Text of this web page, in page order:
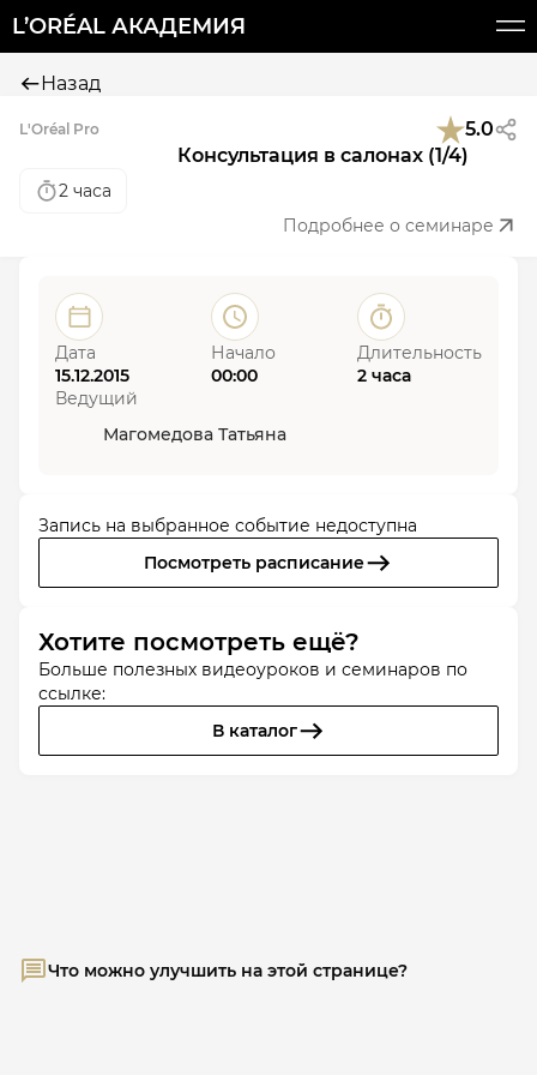
L’ORÉAL АКАДЕМИЯ
Назад
L'Oréal Pro
5.0
Консультация в салонах (1/4)
2 часа
Подробнее о семинаре
Дата
15.12.2015
Начало
00:00
Длительность
2 часа
Ведущий
Магомедова Татьяна
Запись на выбранное событие недоступна
Посмотреть расписание
Хотите посмотреть ещё?
Больше полезных видеоуроков и семинаров по
ссылке:
В каталог
Что можно улучшить на этой странице?